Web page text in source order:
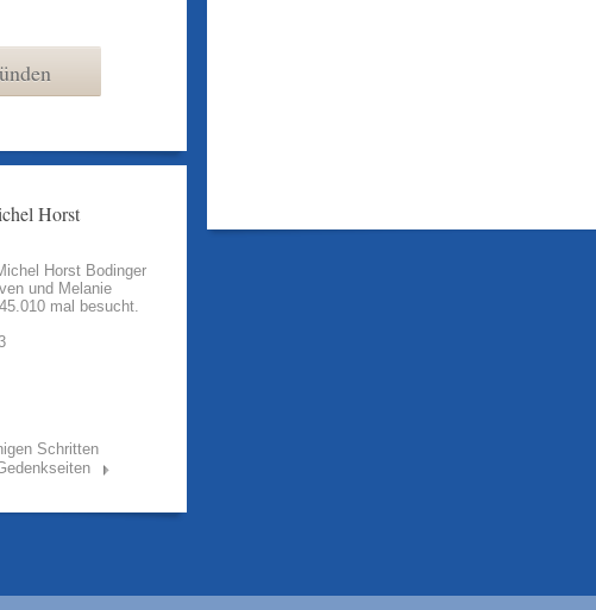
Horst
Horst Bodinger
und Melanie
mal besucht.
Schritten